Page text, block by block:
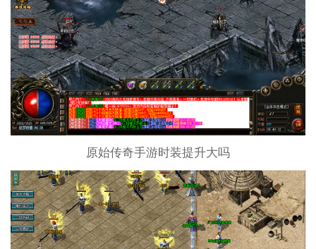
原始传奇手游时装提升大吗